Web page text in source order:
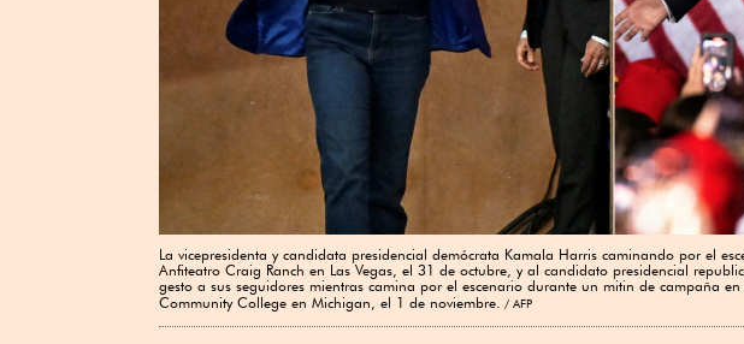
La vicepresidenta y candidata presidencial demócrata Kamala Harris caminando por el
Anfiteatro Craig Ranch en Las Vegas, el 31 de octubre, y al candidato presidencial
gesto a sus seguidores mientras camina por el escenario durante un mitin de campaña
Community College en Michigan, el 1 de noviembre.
AFP